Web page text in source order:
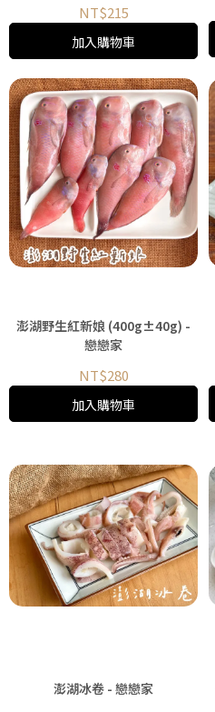
NT$215
加入購物車
澎湖野生紅新娘 (400g±40g) -
戀戀家
NT$280
加入購物車
澎湖冰卷 - 戀戀家